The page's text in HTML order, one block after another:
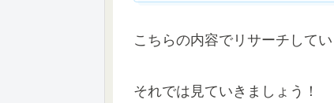
こちらの内容でリサーチしてい
それでは見ていきましょう！